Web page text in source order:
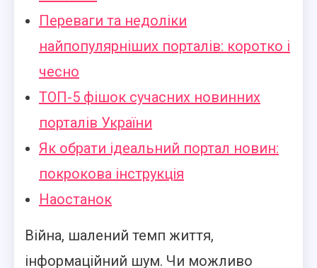
Переваги та недоліки
найпопулярніших порталів: коротко і
чесно
ТОП-5 фішок сучасних новинних
порталів України
Як обрати ідеальний портал новин:
покрокова інструкція
Наостанок
Війна, шалений темп життя,
інформаційний шум. Чи можливо